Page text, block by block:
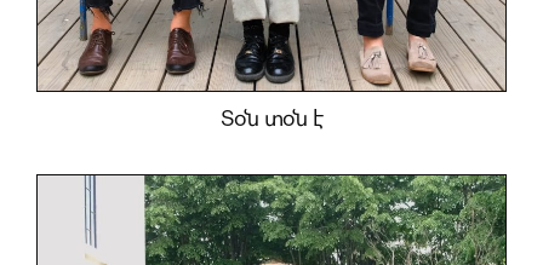
աշխատանոցներէն
ներշնչուելով
երեւան
եկան։
Տօն տօն է